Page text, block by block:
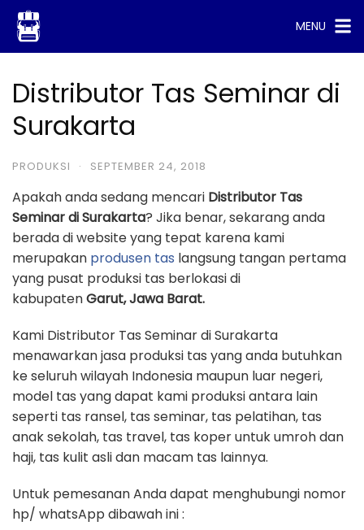
Skip
content
MENU
Distributor Tas Seminar di
Surakarta
PRODUKSI · SEPTEMBER 24, 2018
Apakah anda sedang mencari Distributor Tas
Seminar di Surakarta? Jika benar, sekarang anda
berada di website yang tepat karena kami
merupakan produsen tas langsung tangan pertama
yang pusat produksi tas berlokasi di
kabupatenGarut, Jawa Barat.
Kami Distributor Tas Seminar di Surakarta
menawarkan jasa produksi tas yang anda butuhkan
ke seluruh wilayah Indonesia maupun luar negeri,
model tas yang dapat kami produksi antara lain
seperti tas ransel, tas seminar, tas pelatihan, tas
anak sekolah, tas travel, tas koper untuk umroh dan
haji, tas kulit asli dan macam tas lainnya.
Untuk pemesanan Anda dapat menghubungi nomor
hp/ whatsApp dibawah ini :